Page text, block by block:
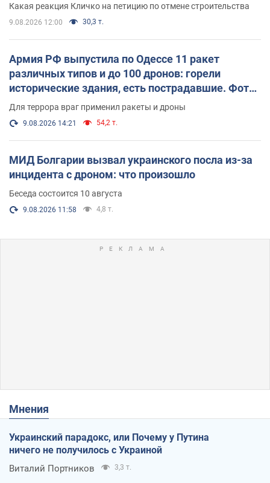
Какая реакция Кличко на петицию по отмене строительства
9.08.2026 12:00 30,3 т.
Армия РФ выпустила по Одессе 11 ракет
различных типов и до 100 дронов: горели
исторические здания, есть пострадавшие. Фото
и видео
Для террора враг применил ракеты и дроны
9.08.2026 14:21 54,2 т.
МИД Болгарии вызвал украинского посла из-за
инцидента с дроном: что произошло
Беседа состоится 10 августа
9.08.2026 11:58 4,8 т.
Мнения
Украинский парадокс, или Почему у Путина
ничего не получилось с Украиной
Виталий Портников 3,3 т.